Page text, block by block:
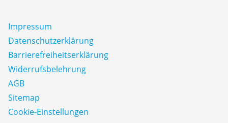
Impressum
Datenschutz­erklärung
Barrierefreiheitserklärung
Widerrufsbelehrung
AGB
Sitemap
Cookie-Einstellungen